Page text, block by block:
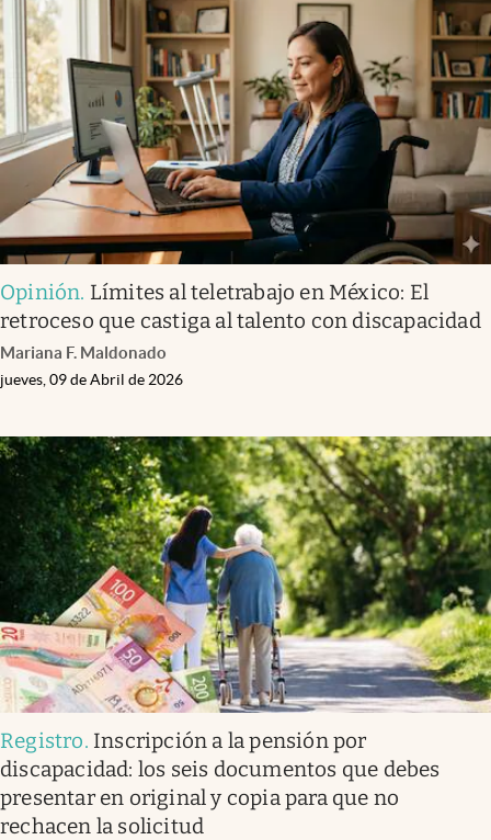
Opinión. Límites al teletrabajo en México: El
retroceso que castiga al talento con discapacidad
Mariana F. Maldonado
jueves, 09 de Abril de 2026
Registro. Inscripción a la pensión por
discapacidad: los seis documentos que debes
presentar en original y copia para que no
rechacen la solicitud